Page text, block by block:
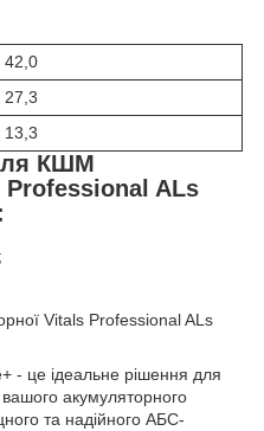
42,0
27,3
13,3
КШМ
Professional ALs
Vitals Professional ALs
- це ідеальне рішення для
акумуляторного
та надійного АБС-